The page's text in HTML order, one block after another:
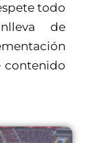
todo
de
contenido